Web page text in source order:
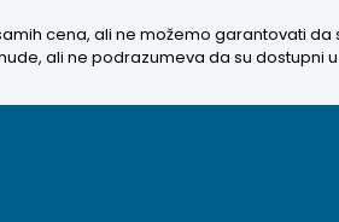
cena, ali ne možemo garantovati
ali ne podrazumeva da su dostupni